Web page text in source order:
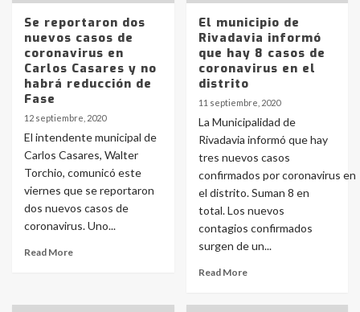
Se reportaron dos
nuevos casos de
coronavirus en
Carlos Casares y no
habrá reducción de
Fase
12 septiembre, 2020
El intendente municipal de
Carlos Casares, Walter
Torchio, comunicó este
viernes que se reportaron
dos nuevos casos de
coronavirus. Uno...
Read More
El municipio de
Rivadavia informó
que hay 8 casos de
coronavirus en el
distrito
11 septiembre, 2020
La Municipalidad de
Rivadavia informó que hay
tres nuevos casos
confirmados por coronavirus en
el distrito. Suman 8 en
total. Los nuevos
contagios confirmados
surgen de un...
Read More